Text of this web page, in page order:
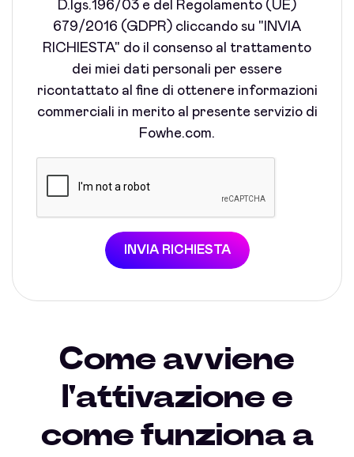
D.lgs.196/03 e del Regolamento (UE)
679/2016 (GDPR) cliccando su "INVIA
RICHIESTA" do il consenso al trattamento
dei miei dati personali per essere
ricontattato al fine di ottenere informazioni
commerciali in merito al presente servizio di
Fowhe.com.
INVIA RICHIESTA
Come avviene
l'attivazione e
come funziona a